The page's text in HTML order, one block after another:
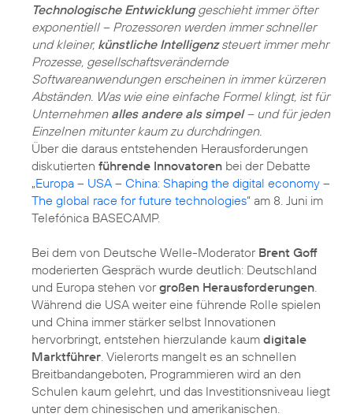
Technologische Entwicklunggeschieht immer öfter
exponentiell – Prozessoren werden immer schneller
und kleiner, künstliche Intelligenzsteuert immer mehr
Prozesse, gesellschaftsverändernde
Softwareanwendungen erscheinen in immer kürzeren
Abständen. Was wie eine einfache Formel klingt, ist für
Unternehmen alles andere als simpel– und für jeden
Einzelnen mitunter kaum zu durchdringen.
Über die daraus entstehenden Herausforderungen
diskutierten führende Innovatoren bei der Debatte
„Europa – USA – China: Shaping the digital economy –
The global race for future technologies“ am 8. Juni im
Telefónica BASECAMP.
Bei dem von Deutsche Welle-Moderator Brent Goff
moderierten Gespräch wurde deutlich: Deutschland
und Europa stehen vorgroßen Herausforderungen
Während die USA weiter eine führende Rolle spielen
und China immer stärker selbst Innovationen
hervorbringt, entstehen hierzulande kaum digitale
Marktführer . Vielerorts mangelt es an schnellen
Breitbandangeboten, Programmieren wird an den
Schulen kaum gelehrt, und das Investitionsniveau liegt
unter dem chinesischen und amerikanischen.